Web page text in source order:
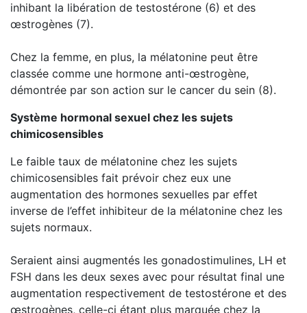
inhibant la libération de testostérone (6) et des
œstrogènes (7).
Chez la femme, en plus, la mélatonine peut être
classée comme une hormone anti-œstrogène,
démontrée par son action sur le cancer du sein (8).
Système hormonal sexuel chez les sujets
chimicosensibles
Le faible taux de mélatonine chez les sujets
chimicosensibles fait prévoir chez eux une
augmentation des hormones sexuelles par effet
inverse de l’effet inhibiteur de la mélatonine chez les
sujets normaux.
Seraient ainsi augmentés les gonadostimulines, LH et
FSH dans les deux sexes avec pour résultat final une
augmentation respectivement de testostérone et des
œstrogènes, celle-ci étant plus marquée chez la